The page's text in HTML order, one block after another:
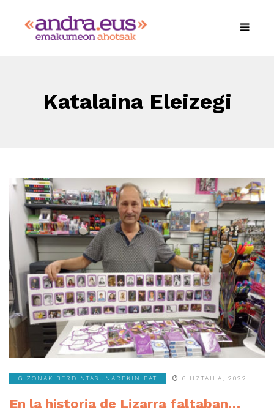
Katalaina Eleizegi
GIZONAK BERDINTASUNAREKIN BAT 6 UZTAILA, 2022
En la historia de Lizarra faltaban…